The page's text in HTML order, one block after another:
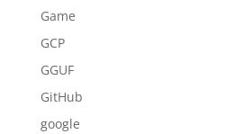
Game
GCP
GGUF
GitHub
google